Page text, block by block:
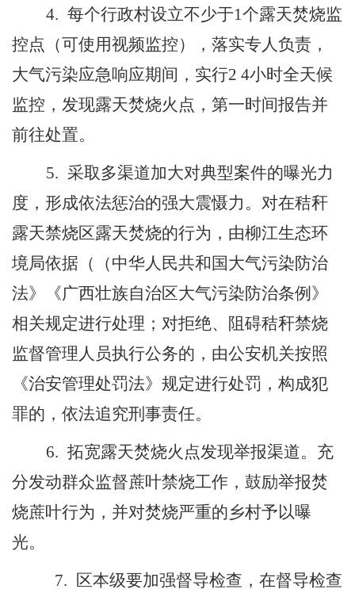
4. 每个行政村设立不少于1个露天焚烧监
控点（可使用视频监控），落实专人负责，
大气污染应急响应期间，实行2 4小时全天候
监控，发现露天焚烧火点，第一时间报告并
前往处置。
5. 采取多渠道加大对典型案件的曝光力
度，形成依法惩治的强大震慑力。对在秸秆
露天禁烧区露天焚烧的行为，由柳江生态环
境局依据（（中华人民共和国大气污染防治
法》《广西壮族自治区大气污染防治条例》
相关规定进行处理；对拒绝、阻碍秸秆禁烧
监督管理人员执行公务的，由公安机关按照
《治安管理处罚法》规定进行处罚，构成犯
罪的，依法追究刑事责任。
6. 拓宽露天焚烧火点发现举报渠道。充
分发动群众监督蔗叶禁烧工作，鼓励举报焚
烧蔗叶行为，并对焚烧严重的乡村予以曝
光。
7.
区本级要加强督导检查，在督导检查